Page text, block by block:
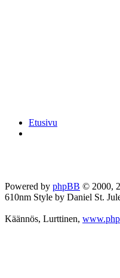
Etusivu
Powered by phpBB © 2000,
610nm Style by Daniel St.
Käännös, Lurttinen,